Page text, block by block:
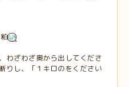
わざわざ奥から出してくださ
りし、「１キロのをください